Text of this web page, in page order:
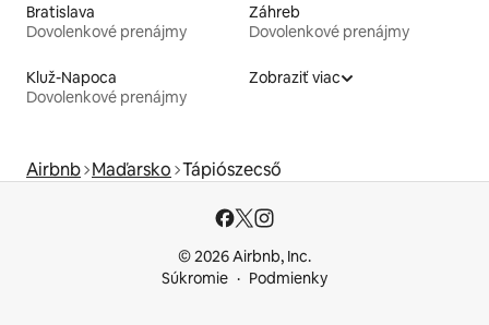
Bratislava
Dovolenkové prenájmy
Záhreb
Dovolenkové prenájmy
Kluž-Napoca
Dovolenkové prenájmy
Zobraziť viac
Airbnb Maďarsko Tápiószecső
© 2026 Airbnb, Inc.
Súkromie
Podmienky